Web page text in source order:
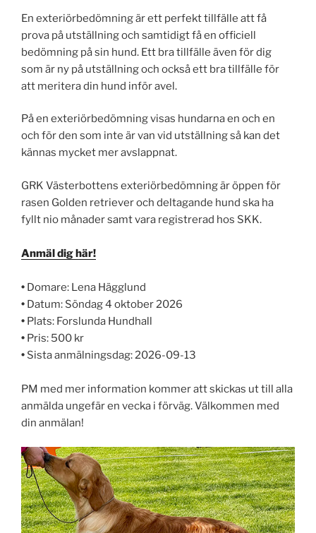
En exteriörbedömning är ett perfekt tillfälle att få
prova på utställning och samtidigt få en officiell
bedömning på sin hund. Ett bra tillfälle även för dig
som är ny på utställning och också ett bra tillfälle för
att meritera din hund inför avel.
På en exteriörbedömning visas hundarna en och en
och för den som inte är van vid utställning så kan det
kännas mycket mer avslappnat.
GRK Västerbottens exteriörbedömning är öppen för
rasen Golden retriever och deltagande hund ska ha
fyllt nio månader samt vara registrerad hos SKK.
Anmäl dig här!
• Domare: Lena Hägglund
• Datum: Söndag 4 oktober 2026
• Plats: Forslunda Hundhall
• Pris: 500 kr
• Sista anmälningsdag: 2026-09-13
PM med mer information kommer att skickas ut till alla
anmälda ungefär en vecka i förväg. Välkommen med
din anmälan!